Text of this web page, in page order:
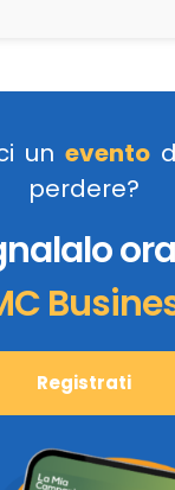
un evento
perdere?
Registrati